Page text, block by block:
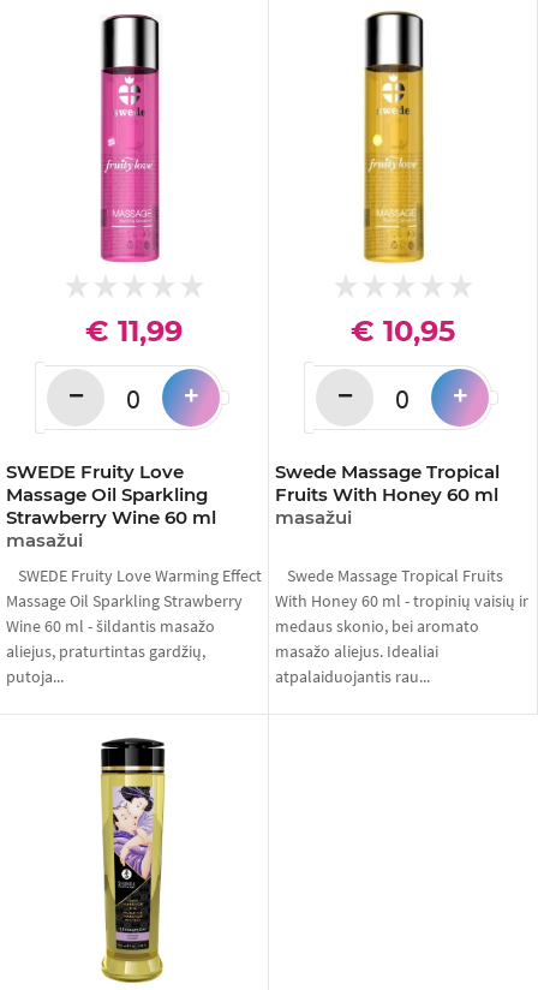
SWEDE Fruity Love
Massage Oil Sparkling
Strawberry Wine 60 ml
masažui
€ 11,99
− +
SWEDE Fruity Love Warming Effect
Massage Oil Sparkling Strawberry
Wine 60 ml - šildantis masažo
aliejus, praturtintas gardžių,
putoja...
Swede Massage Tropical
Fruits With Honey 60 ml
masažui
€ 10,95
− +
Swede Massage Tropical Fruits
With Honey 60 ml - tropinių vaisių ir
medaus skonio, bei aromato
masažo aliejus. Idealiai
atpalaiduojantis rau...